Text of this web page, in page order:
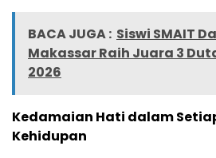
BACA JUGA : Siswi SMAIT
Makassar Raih Juara 3
2026
Kedamaian Hati dalam
Kehidupan